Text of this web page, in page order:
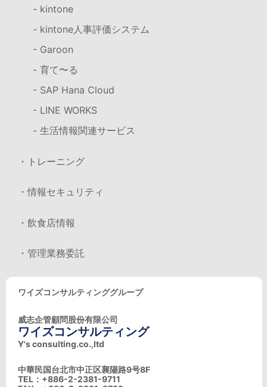
- kintone
- kintone人事評価システム
- Garoon
- 育て〜る
- SAP Hana Cloud
- LINE WORKS
- 生活情報関連サービス
・トレーニング
・情報セキュリティ
・飲食店情報
・管理業務委託
ワイズコンサルティンググループ
威志企管顧問股份有限公司
ワイズコンサルティング
Y's consulting.co.,ltd
中華民国台北市中正区襄陽路9号8F
TEL：+886-2-2381-9711